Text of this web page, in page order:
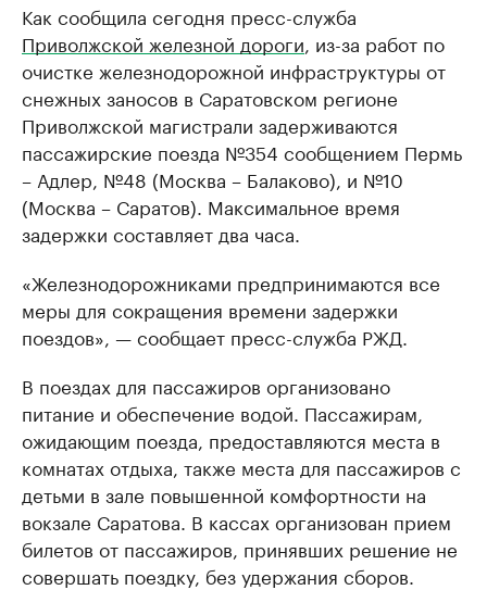
Как сообщила сегодня пресс-служба
Приволжской железной дороги , из-за работ по
очистке железнодорожной инфраструктуры от
снежных заносов в Саратовском регионе
Приволжской магистрали задерживаются
пассажирские поезда №354 сообщением Пермь
– Адлер, №48 (Москва – Балаково), и №10
(Москва – Саратов). Максимальное время
задержки составляет два часа.
«Железнодорожниками предпринимаются все
меры для сокращения времени задержки
поездов», — сообщает пресс-служба РЖД.
В поездах для пассажиров организовано
питание и обеспечение водой. Пассажирам,
ожидающим поезда, предоставляются места в
комнатах отдыха, также места для пассажиров с
детьми в зале повышенной комфортности на
вокзале Саратова. В кассах организован прием
билетов от пассажиров, принявших решение не
совершать поездку, без удержания сборов.